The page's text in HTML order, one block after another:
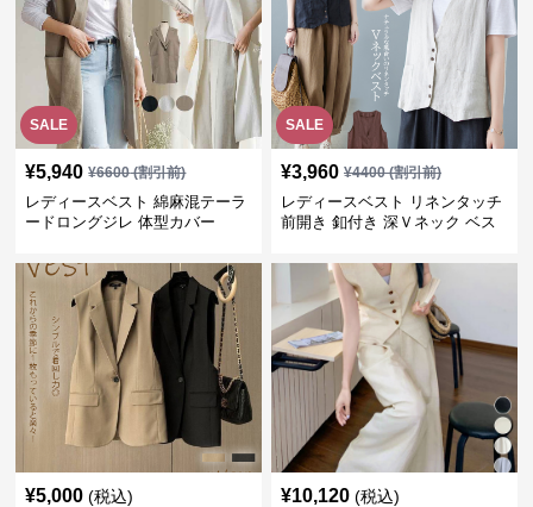
SALE
¥5,940 ¥6600(割引前)
レディースベスト 綿麻混テーラ
ードロングジレ 体型カバー
SALE
¥3,960 ¥4400(割引前)
レディースベスト リネンタッチ
前開き 釦付き 深Ｖネック ベス
¥5,000 (税込) ¥10,120 (税込)